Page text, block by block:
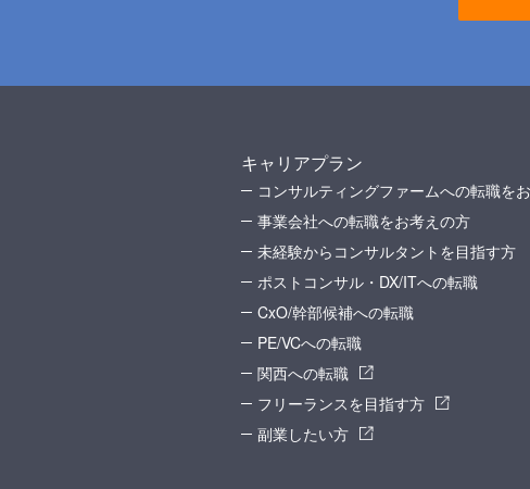
キャリアプラン
コンサルティングファームへの転職を
事業会社への転職をお考えの方
未経験からコンサルタントを目指す方
ポストコンサル・DX/ITへの転職
CxO/幹部候補への転職
PE/VCへの転職
関西への転職
フリーランスを目指す方
副業したい方